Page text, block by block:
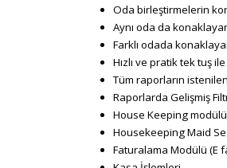
Oda birleştirmelerin
Aynı oda da
Farklı odada
Hızlı ve pratik tek tuş
Tüm raporların
Raporlarda Gelişmiş
House Keeping
Housekeeping Maid
Faturalama Modülü (E